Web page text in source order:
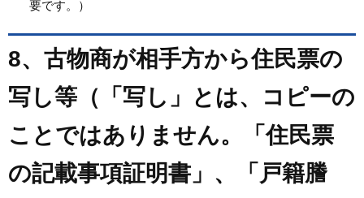
要です。）
8、古物商が相手方から住民票の
写し等（「写し」とは、コピーの
ことではありません。「住民票
の記載事項証明書」、「戸籍謄